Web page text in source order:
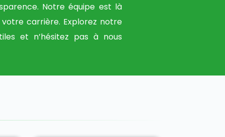
Notre équipe est là
carrière. Explorez notre
et n’hésitez pas à nous